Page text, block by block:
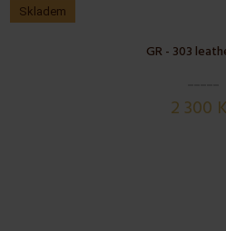
GR - 303
2 300
Skladem